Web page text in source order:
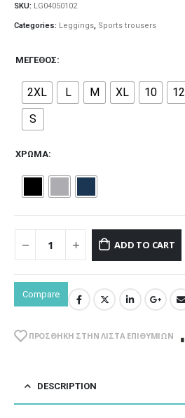
SKU: LG04050102
Categories: Leggings, Sports trousers
ΜΈΓΕΘΟΣ
2XL L M XL 10 12
S
ΧΡΏΜΑ
ADD TO CART
Compare
ΠΡΌΣΘΉΚΗ ΣΤΗΝ ΛΊΣΤΑ ΕΠΙΘΥΜΙΏΝ
DESCRIPTION